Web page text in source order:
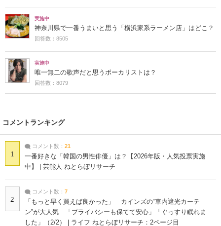
実施中
神奈川県で一番うまいと思う「横浜家系ラーメン店」はどこ？
回答数：8505
実施中
唯一無二の歌声だと思うボーカリストは？
回答数：8079
コメントランキング
1
コメント数： 21
一番好きな「韓国の男性俳優」は？【2026年版・人気投票実施
中】 | 芸能人 ねとらぼリサーチ
2
コメント数： 7
「もっと早く買えば良かった」 カインズの“車内遮光カーテ
ン”が大人気 「プライバシーも保てて安心」「ぐっすり眠れま
した」（2/2） | ライフ ねとらぼリサーチ：2ページ目